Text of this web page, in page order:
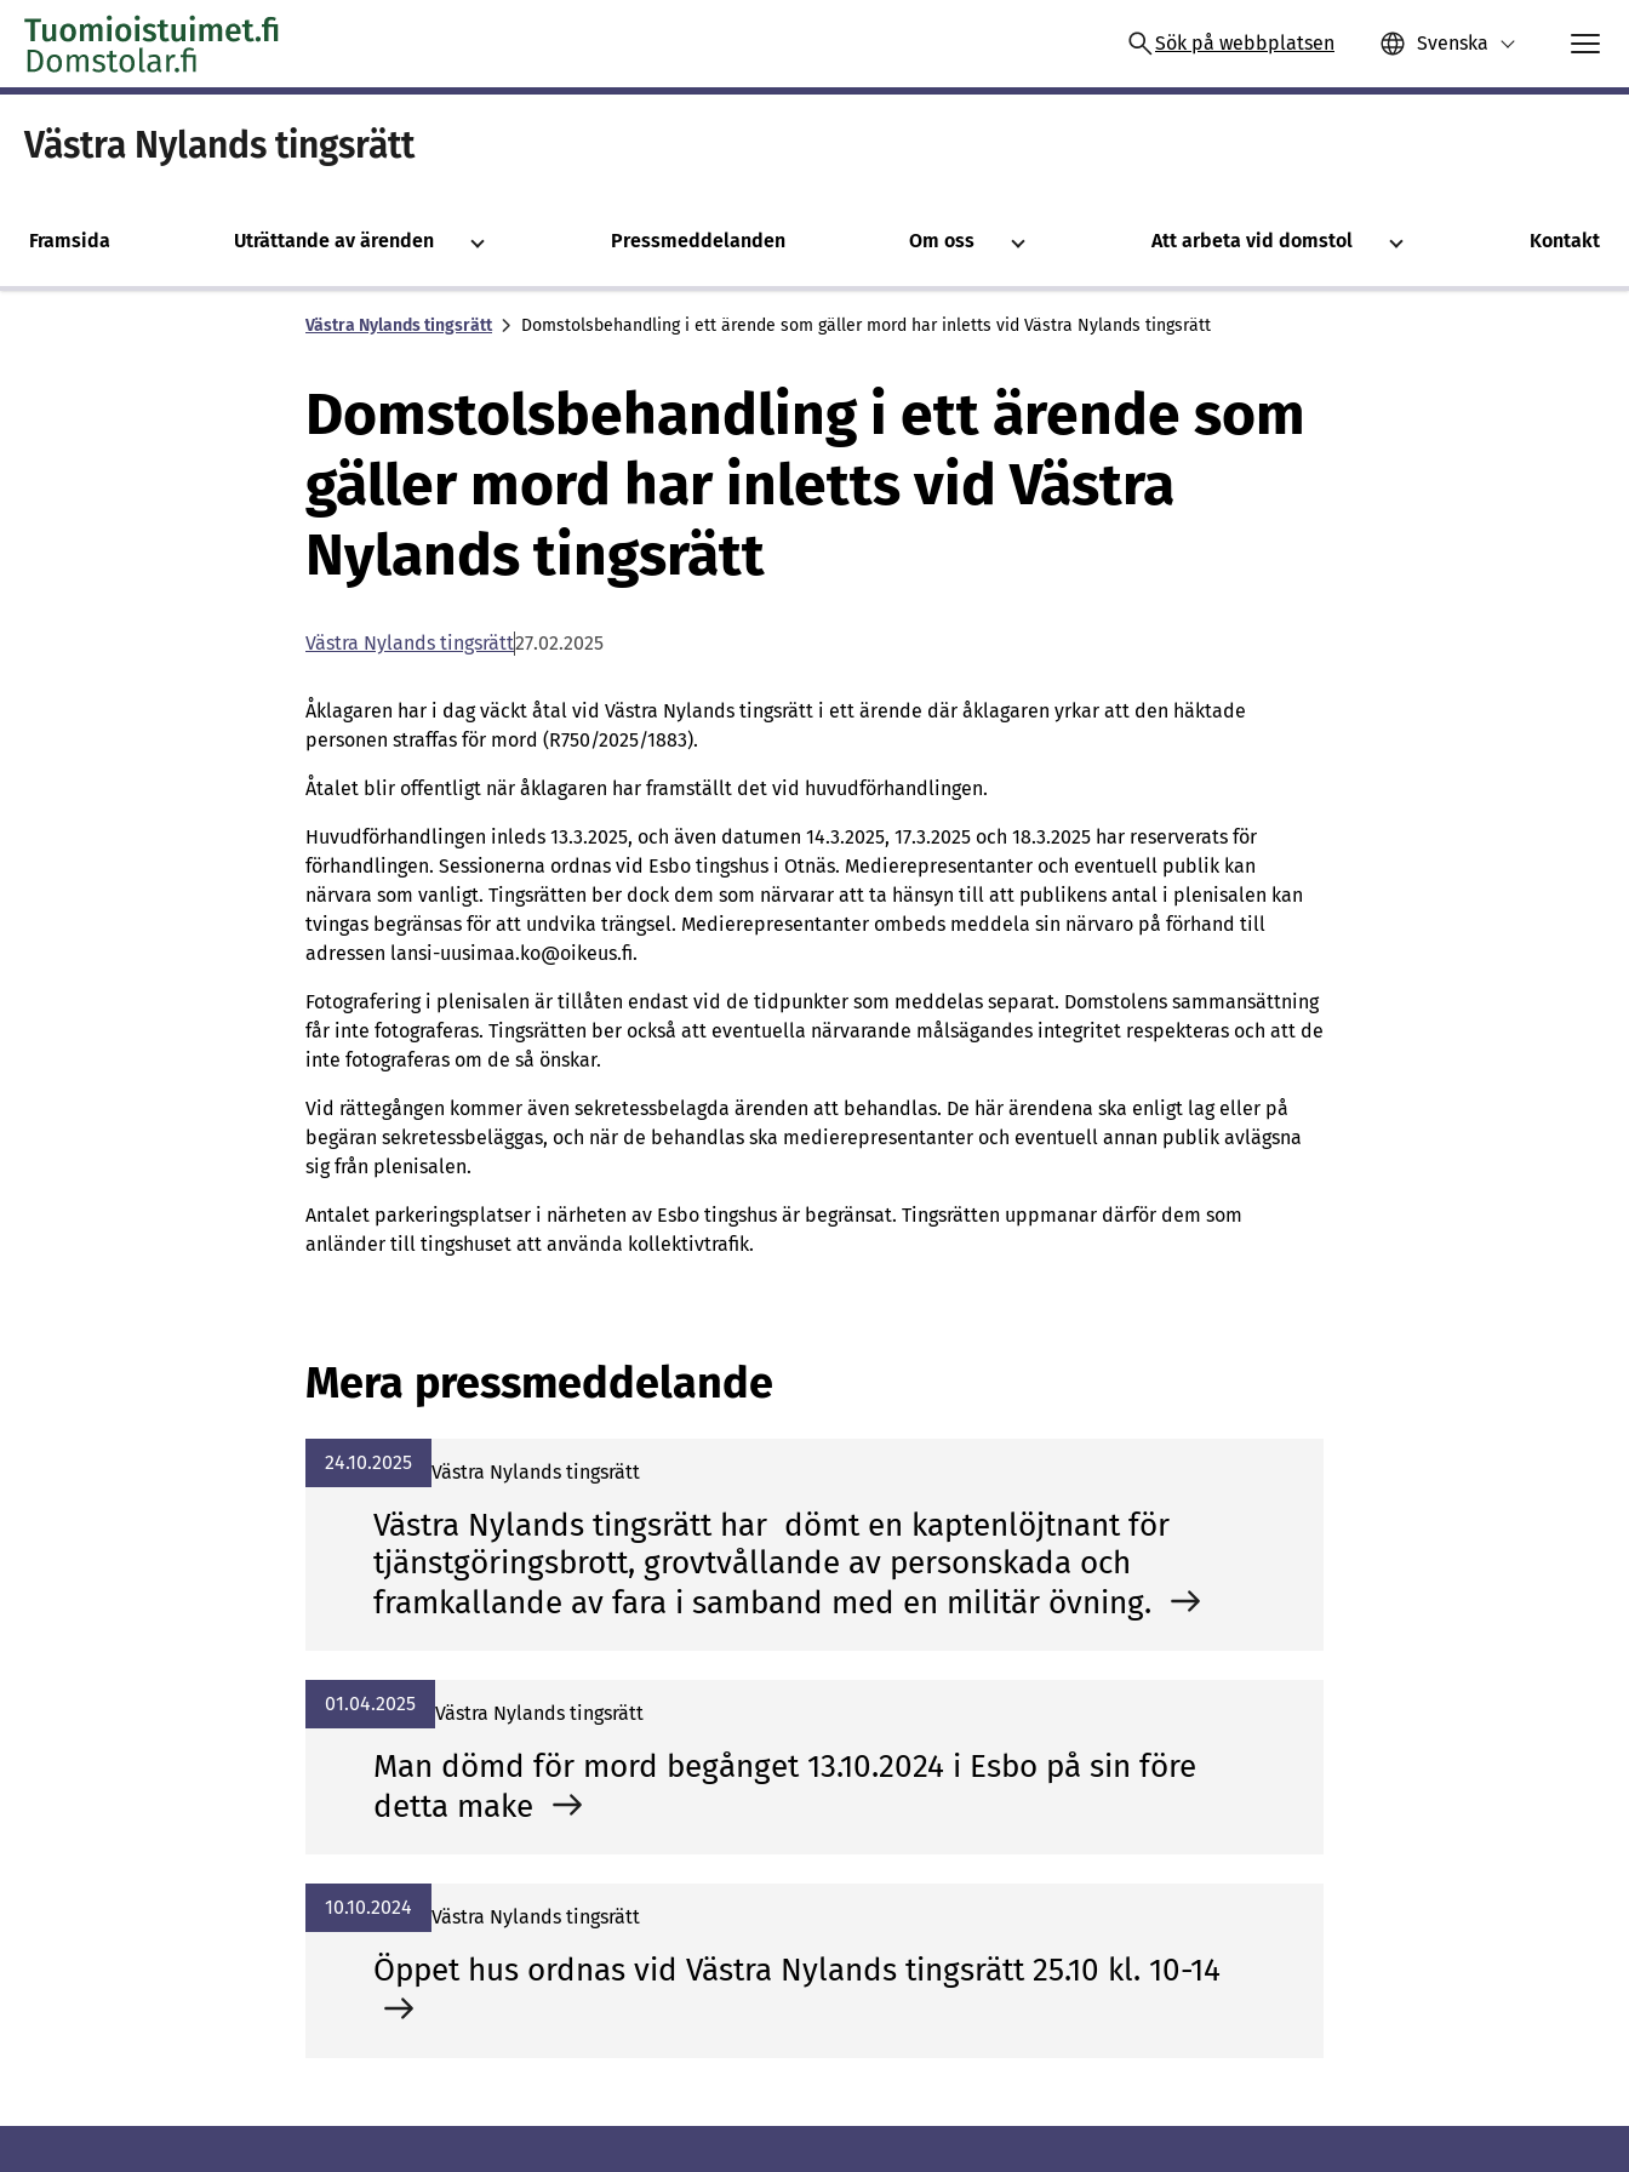
Skip to content -saavutettavuusohje
Sök på webbplatsen Svenska
Västra Nylands tingsrätt
Framsida Uträttande av ärenden Pressmeddelanden Om oss Att arbeta vid domstol Kontakt
Västra Nylands tingsrätt Domstolsbehandling i ett ärende som gäller mord har inletts vid Västra Nylands tingsrätt
Domstolsbehandling i ett ärende som
gäller mord har inletts vid Västra
Nylands tingsrätt
Vä­stra Ny­lands tings­rätt27.02.2025
Åklagaren har i dag väckt åtal vid Västra Nylands tingsrätt i ett ärende där åklagaren yrkar att den häktade
personen straffas för mord (R750/2025/1883).
Åtalet blir offentligt när åklagaren har framställt det vid huvudförhandlingen.
Huvudförhandlingen inleds 13.3.2025, och även datumen 14.3.2025, 17.3.2025 och 18.3.2025 har reserverats för
förhandlingen. Sessionerna ordnas vid Esbo tingshus i Otnäs. Medierepresentanter och eventuell publik kan
närvara som vanligt. Tingsrätten ber dock dem som närvarar att ta hänsyn till att publikens antal i plenisalen kan
tvingas begränsas för att undvika trängsel. Medierepresentanter ombeds meddela sin närvaro på förhand till
adressen lansi-uusimaa.ko@oikeus.fi.
Fotografering i plenisalen är tillåten endast vid de tidpunkter som meddelas separat. Domstolens sammansättning
får inte fotograferas. Tingsrätten ber också att eventuella närvarande målsägandes integritet respekteras och att de
inte fotograferas om de så önskar.
Vid rättegången kommer även sekretessbelagda ärenden att behandlas. De här ärendena ska enligt lag eller på
begäran sekretessbeläggas, och när de behandlas ska medierepresentanter och eventuell annan publik avlägsna
sig från plenisalen.
Antalet parkeringsplatser i närheten av Esbo tingshus är begränsat. Tingsrätten uppmanar därför dem som
anländer till tingshuset att använda kollektivtrafik.
Mera pressmeddelande
24.10.2025 Vä­stra Ny­lands tings­rätt
Västra Nylands tingsrätt har dömt en kaptenlöjtnant för
tjänstgöringsbrott, grovtvållande av personskada och
framkallande av fara i samband med en militär övning.
01.04.2025 Vä­stra Ny­lands tings­rätt
Man dömd för mord begånget 13.10.2024 i Esbo på sin före
detta make
10.10.2024 Vä­stra Ny­lands tings­rätt
Öppet hus ordnas vid Västra Nylands tingsrätt 25.10 kl. 10-14